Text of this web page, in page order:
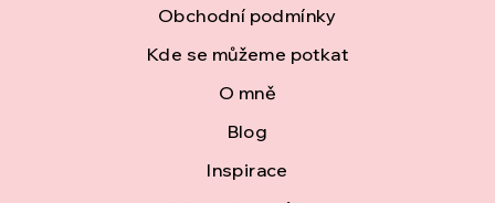
k
y
v
ý
p
Obchodní podmínky
Kde se můžeme potkat
O mně
Blog
Inspirace